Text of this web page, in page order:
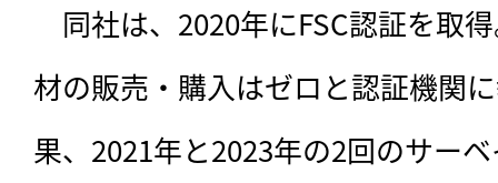
同社は、 2020年にFSC認証を取
材の販売・購入はゼロと認証機関
果、2021年と2023年の2回のサー